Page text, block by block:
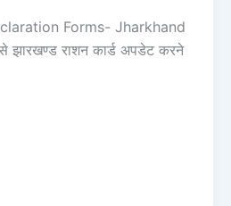
Forms- Jharkhand
राशन कार्ड अपडेट करने